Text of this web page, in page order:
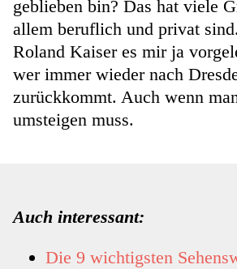
geblieben bin? Das hat viele
allem beruflich und privat
Roland Kaiser es mir ja
wer immer wieder nach
zurückkommt. Auch wenn
umsteigen muss.
Auch interessant:
Die 9 wichtigsten